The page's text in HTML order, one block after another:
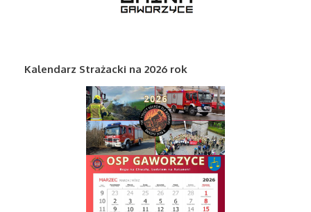
Kalendarz Strażacki na 2026 rok